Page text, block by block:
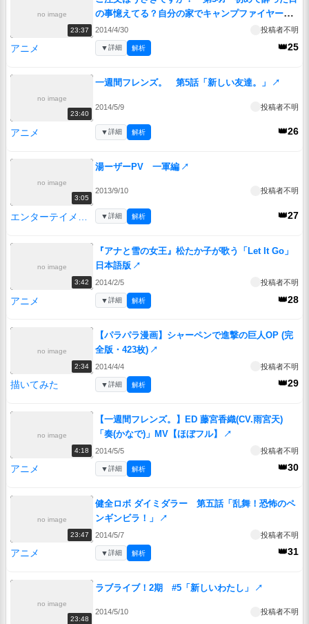
no image
23:37
の事憶えてる？自分の家でキャンプファイヤーし
ようとしたわよね」
2014/4/30 投稿者不明
アニメ 👑25
▼詳細 解析
no image
23:40
一週間フレンズ。 第5話「新しい友達。」 ↗
2014/5/9 投稿者不明
アニメ 👑26
▼詳細 解析
no image
3:05
湯ーザーPV 一軍編 ↗
2013/9/10 投稿者不明
👑27
▼詳細 解析
no image
3:42
『アナと雪の女王』松たか子が歌う「Let It Go」
日本語版 ↗
2014/2/5 投稿者不明
アニメ 👑28
▼詳細 解析
no image
2:34
【パラパラ漫画】シャーペンで進撃の巨人OP (完
全版・423枚) ↗
2014/4/4 投稿者不明
描いてみた 👑29
▼詳細 解析
no image
4:18
【一週間フレンズ。】ED 藤宮香織(CV.雨宮天)
「奏(かなで)」MV【ほぼフル】
↗
2014/5/5 投稿者不明
アニメ 👑30
▼詳細 解析
no image
23:47
健全ロボ ダイミダラー 第五話「乱舞！恐怖のペ
ンギンビラ！」
↗
2014/5/7 投稿者不明
アニメ 👑31
▼詳細 解析
no image
23:48
ラブライブ！2期 #5「新しいわたし」 ↗
2014/5/10 投稿者不明